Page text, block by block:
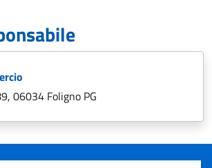
06034 Foligno PG